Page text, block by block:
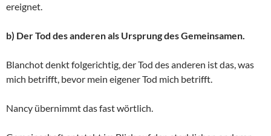
ereignet.
b) Der Tod des anderen als Ursprung des Gemeinsamen.
Blanchot denkt folgerichtig, der Tod des anderen ist das, was
mich betrifft, bevor mein eigener Tod mich betrifft.
Nancy übernimmt das fast wörtlich.